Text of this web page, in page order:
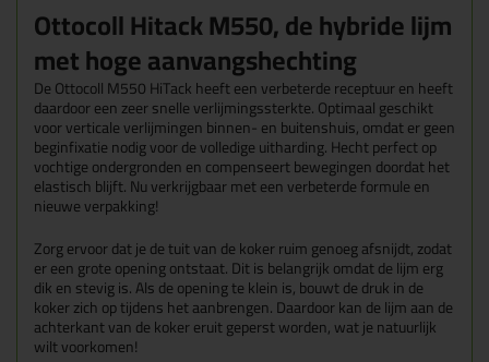
Ottocoll Hitack M550, de hybride lijm
met hoge aanvangshechting
De Ottocoll M550 HiTack heeft een verbeterde receptuur en heeft
daardoor een zeer snelle verlijmingssterkte. Optimaal geschikt
voor verticale verlijmingen binnen- en buitenshuis, omdat er geen
beginfixatie nodig voor de volledige uitharding. Hecht perfect op
vochtige ondergronden en compenseert bewegingen doordat het
elastisch blijft. Nu verkrijgbaar met een verbeterde formule en
nieuwe verpakking!
Zorg ervoor dat je de tuit van de koker ruim genoeg afsnijdt, zodat
er een grote opening ontstaat. Dit is belangrijk omdat de lijm erg
dik en stevig is. Als de opening te klein is, bouwt de druk in de
koker zich op tijdens het aanbrengen. Daardoor kan de lijm aan de
achterkant van de koker eruit geperst worden, wat je natuurlijk
wilt voorkomen!